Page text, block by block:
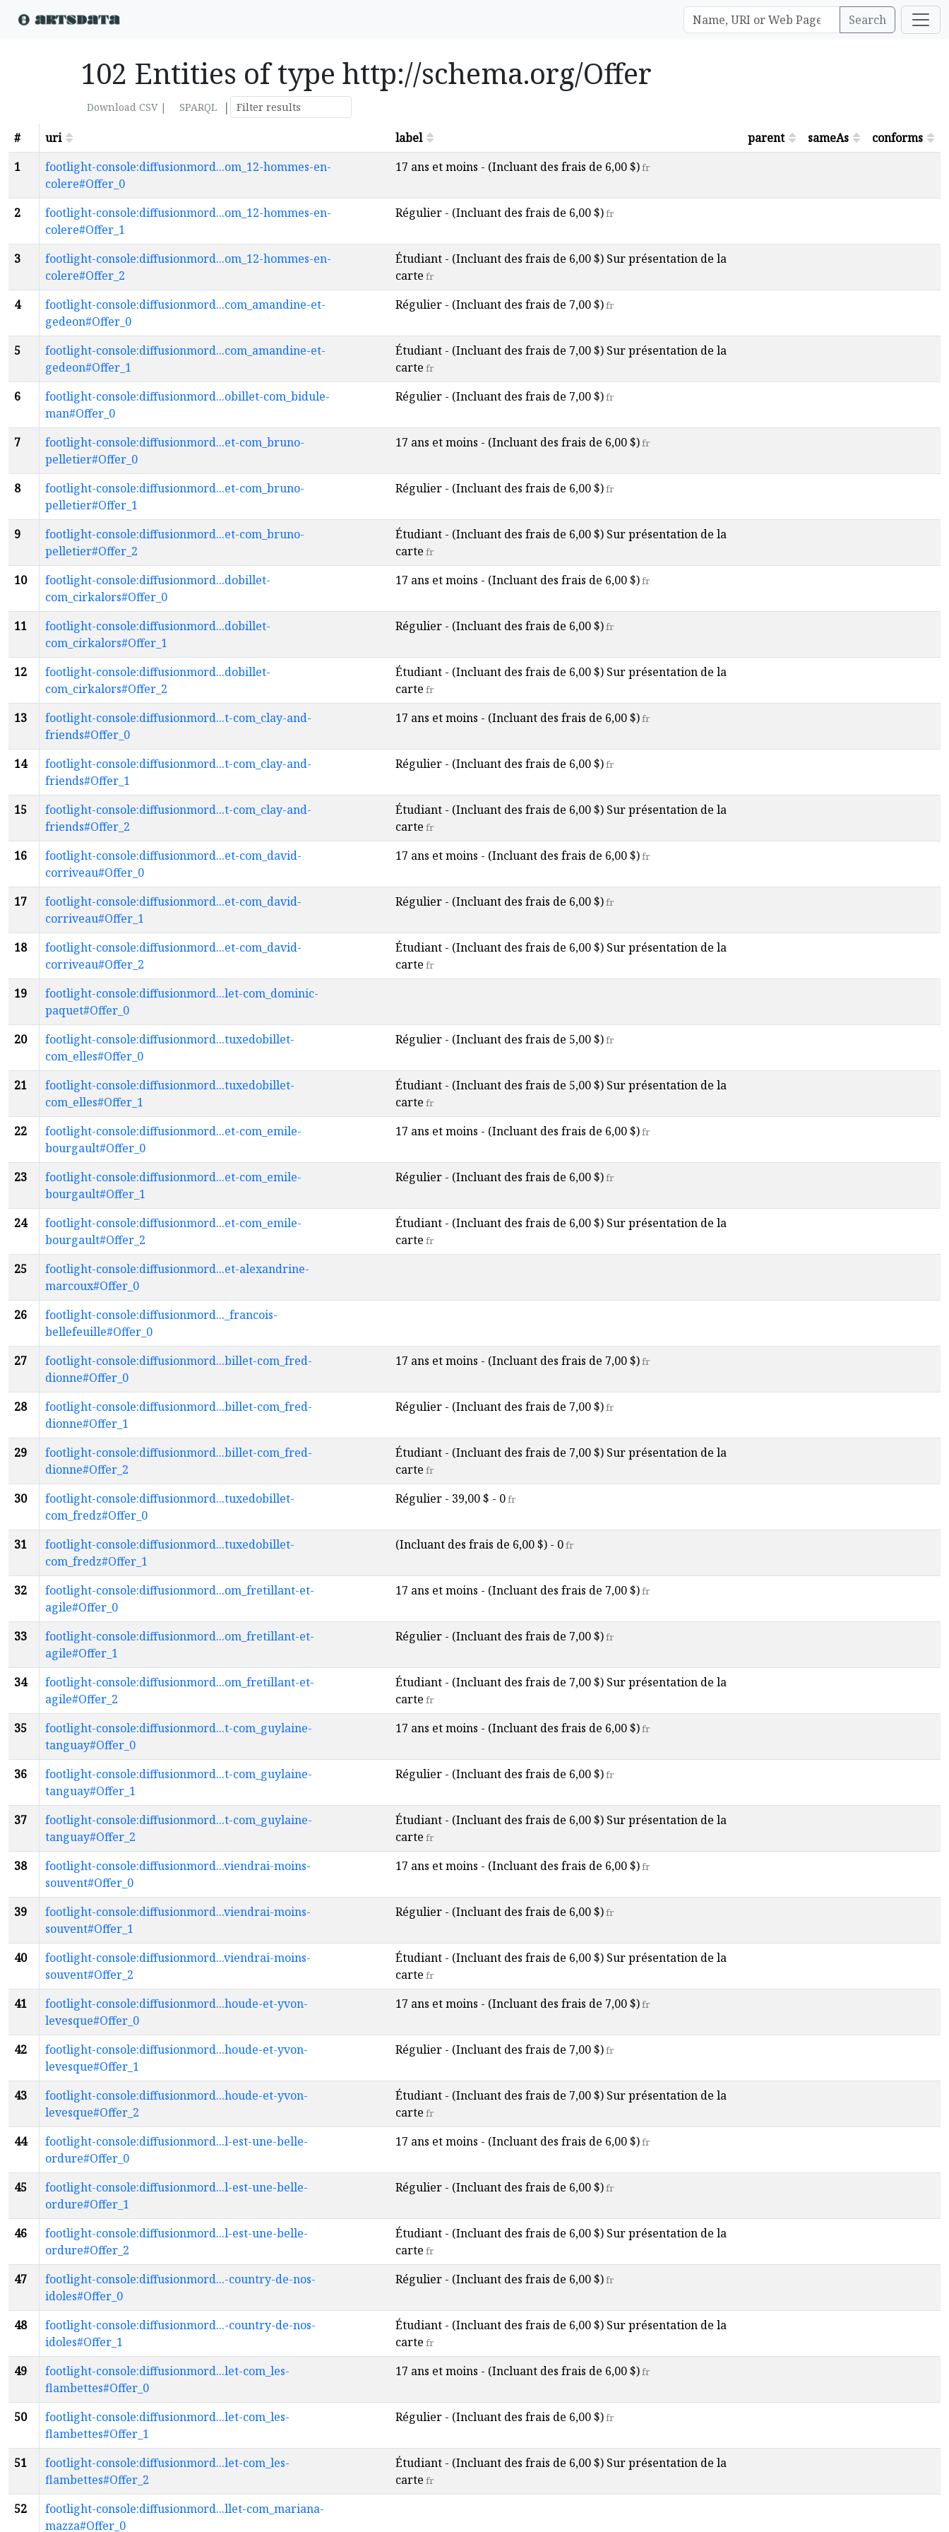
Search
102 Entities of type http://schema.org/Offer
Download CSV | SPARQL
|
#
uri label parent sameAs
conforms
1
footlight-console:diffusionmord...om_12-hommes-en-
colere#Offer_0
17 ans et moins - (Incluant des frais de 6,00 $)fr
2
footlight-console:diffusionmord...om_12-hommes-en-
colere#Offer_1
Régulier - (Incluant des frais de 6,00 $)fr
3
footlight-console:diffusionmord...om_12-hommes-en-
colere#Offer_2
Étudiant - (Incluant des frais de 6,00 $) Sur présentation de la
carte fr
4
footlight-console:diffusionmord...com_amandine-et-
gedeon#Offer_0
Régulier - (Incluant des frais de 7,00 $)fr
5
footlight-console:diffusionmord...com_amandine-et-
gedeon#Offer_1
Étudiant - (Incluant des frais de 7,00 $) Sur présentation de la
carte fr
6
footlight-console:diffusionmord...obillet-com_bidule-
man#Offer_0
Régulier - (Incluant des frais de 7,00 $)fr
7
footlight-console:diffusionmord...et-com_bruno-
pelletier#Offer_0
17 ans et moins - (Incluant des frais de 6,00 $)fr
8
footlight-console:diffusionmord...et-com_bruno-
pelletier#Offer_1
Régulier - (Incluant des frais de 6,00 $)fr
9
footlight-console:diffusionmord...et-com_bruno-
pelletier#Offer_2
Étudiant - (Incluant des frais de 6,00 $) Sur présentation de la
carte fr
10
footlight-console:diffusionmord...dobillet-
com_cirkalors#Offer_0
17 ans et moins - (Incluant des frais de 6,00 $)fr
11
footlight-console:diffusionmord...dobillet-
com_cirkalors#Offer_1
Régulier - (Incluant des frais de 6,00 $)fr
12
footlight-console:diffusionmord...dobillet-
com_cirkalors#Offer_2
Étudiant - (Incluant des frais de 6,00 $) Sur présentation de la
carte fr
13
footlight-console:diffusionmord...t-com_clay-and-
friends#Offer_0
17 ans et moins - (Incluant des frais de 6,00 $)fr
14
footlight-console:diffusionmord...t-com_clay-and-
friends#Offer_1
Régulier - (Incluant des frais de 6,00 $)fr
15
footlight-console:diffusionmord...t-com_clay-and-
friends#Offer_2
Étudiant - (Incluant des frais de 6,00 $) Sur présentation de la
carte fr
16
footlight-console:diffusionmord...et-com_david-
corriveau#Offer_0
17 ans et moins - (Incluant des frais de 6,00 $)fr
17
footlight-console:diffusionmord...et-com_david-
corriveau#Offer_1
Régulier - (Incluant des frais de 6,00 $)fr
18
footlight-console:diffusionmord...et-com_david-
corriveau#Offer_2
Étudiant - (Incluant des frais de 6,00 $) Sur présentation de la
carte fr
19
footlight-console:diffusionmord...let-com_dominic-
paquet#Offer_0
20
footlight-console:diffusionmord...tuxedobillet-
com_elles#Offer_0
Régulier - (Incluant des frais de 5,00 $)fr
21
footlight-console:diffusionmord...tuxedobillet-
com_elles#Offer_1
Étudiant - (Incluant des frais de 5,00 $) Sur présentation de la
carte fr
22
footlight-console:diffusionmord...et-com_emile-
bourgault#Offer_0
17 ans et moins - (Incluant des frais de 6,00 $)fr
23
footlight-console:diffusionmord...et-com_emile-
bourgault#Offer_1
Régulier - (Incluant des frais de 6,00 $)fr
24
footlight-console:diffusionmord...et-com_emile-
bourgault#Offer_2
Étudiant - (Incluant des frais de 6,00 $) Sur présentation de la
carte fr
25
footlight-console:diffusionmord...et-alexandrine-
marcoux#Offer_0
26
footlight-console:diffusionmord..._francois-
bellefeuille#Offer_0
27
footlight-console:diffusionmord...billet-com_fred-
dionne#Offer_0
17 ans et moins - (Incluant des frais de 7,00 $)fr
28
footlight-console:diffusionmord...billet-com_fred-
dionne#Offer_1
Régulier - (Incluant des frais de 7,00 $)fr
29
footlight-console:diffusionmord...billet-com_fred-
dionne#Offer_2
Étudiant - (Incluant des frais de 7,00 $) Sur présentation de la
carte fr
30
footlight-console:diffusionmord...tuxedobillet-
com_fredz#Offer_0
Régulier - 39,00 $ - 0fr
31
footlight-console:diffusionmord...tuxedobillet-
com_fredz#Offer_1
(Incluant des frais de 6,00 $) - 0fr
32
footlight-console:diffusionmord...om_fretillant-et-
agile#Offer_0
17 ans et moins - (Incluant des frais de 7,00 $)fr
33
footlight-console:diffusionmord...om_fretillant-et-
agile#Offer_1
Régulier - (Incluant des frais de 7,00 $)fr
34
footlight-console:diffusionmord...om_fretillant-et-
agile#Offer_2
Étudiant - (Incluant des frais de 7,00 $) Sur présentation de la
carte fr
35
footlight-console:diffusionmord...t-com_guylaine-
tanguay#Offer_0
17 ans et moins - (Incluant des frais de 6,00 $)fr
36
footlight-console:diffusionmord...t-com_guylaine-
tanguay#Offer_1
Régulier - (Incluant des frais de 6,00 $)fr
37
footlight-console:diffusionmord...t-com_guylaine-
tanguay#Offer_2
Étudiant - (Incluant des frais de 6,00 $) Sur présentation de la
carte fr
38
footlight-console:diffusionmord...viendrai-moins-
souvent#Offer_0
17 ans et moins - (Incluant des frais de 6,00 $)fr
39
footlight-console:diffusionmord...viendrai-moins-
souvent#Offer_1
Régulier - (Incluant des frais de 6,00 $)fr
40
footlight-console:diffusionmord...viendrai-moins-
souvent#Offer_2
Étudiant - (Incluant des frais de 6,00 $) Sur présentation de la
carte fr
41
footlight-console:diffusionmord...houde-et-yvon-
levesque#Offer_0
17 ans et moins - (Incluant des frais de 7,00 $)fr
42
footlight-console:diffusionmord...houde-et-yvon-
levesque#Offer_1
Régulier - (Incluant des frais de 7,00 $)fr
43
footlight-console:diffusionmord...houde-et-yvon-
levesque#Offer_2
Étudiant - (Incluant des frais de 7,00 $) Sur présentation de la
carte fr
44
footlight-console:diffusionmord...l-est-une-belle-
ordure#Offer_0
17 ans et moins - (Incluant des frais de 6,00 $)fr
45
footlight-console:diffusionmord...l-est-une-belle-
ordure#Offer_1
Régulier - (Incluant des frais de 6,00 $)fr
46
footlight-console:diffusionmord...l-est-une-belle-
ordure#Offer_2
Étudiant - (Incluant des frais de 6,00 $) Sur présentation de la
carte fr
47
footlight-console:diffusionmord...-country-de-nos-
idoles#Offer_0
Régulier - (Incluant des frais de 6,00 $)fr
48
footlight-console:diffusionmord...-country-de-nos-
idoles#Offer_1
Étudiant - (Incluant des frais de 6,00 $) Sur présentation de la
carte fr
49
footlight-console:diffusionmord...let-com_les-
flambettes#Offer_0
17 ans et moins - (Incluant des frais de 6,00 $)fr
50
footlight-console:diffusionmord...let-com_les-
flambettes#Offer_1
Régulier - (Incluant des frais de 6,00 $)fr
51
footlight-console:diffusionmord...let-com_les-
flambettes#Offer_2
Étudiant - (Incluant des frais de 6,00 $) Sur présentation de la
carte fr
52
footlight-console:diffusionmord...llet-com_mariana-
mazza#Offer_0